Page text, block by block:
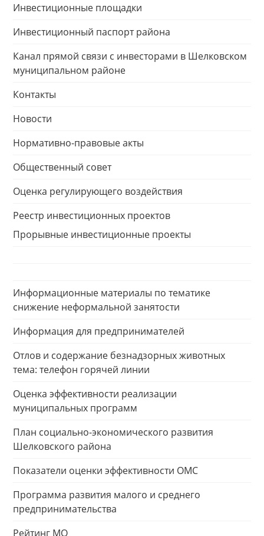
Инвестиционные площадки
Инвестиционный паспорт района
Канал прямой связи с инвесторами в Шелковском
муниципальном районе
Контакты
Новости
Нормативно-правовые акты
Общественный совет
Оценка регулирующего воздействия
Реестр инвестиционных проектов
Прорывные инвестиционные проекты
Информационные материалы по тематике
снижение неформальной занятости
Информация для предпринимателей
Отлов и содержание безнадзорных животных
тема: телефон горячей линии
Оценка эффективности реализации
муниципальных программ
План социально-экономического развития
Шелковского района
Показатели оценки эффективности ОМС
Программа развития малого и среднего
предпринимательства
Рейтинг МО